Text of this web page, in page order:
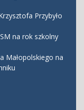
Przybyło
na rok szkolny
Małopolskiego na